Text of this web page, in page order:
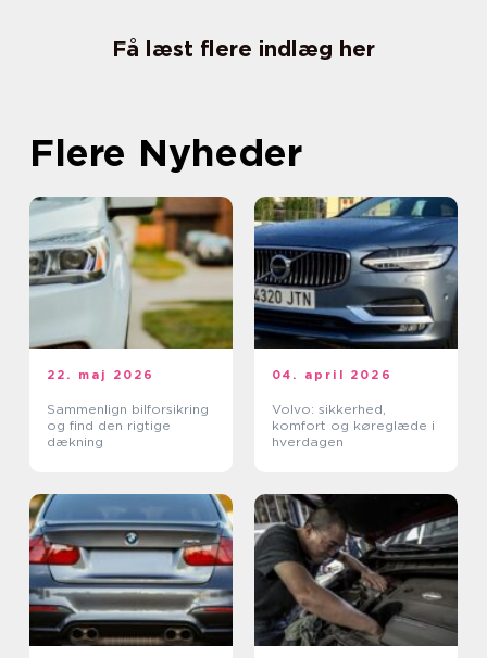
Få læst flere indlæg her
Flere Nyheder
22. maj 2026
Sammenlign bilforsikring
og find den rigtige
dækning
04. april 2026
Volvo: sikkerhed,
komfort og køreglæde i
hverdagen